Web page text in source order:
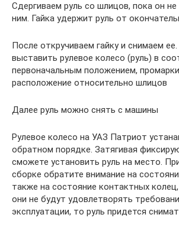
Сдергиваем руль со шлицов, пока он
ним. Гайка удержит руль от
После откручиваем гайку и снимаем
выставить рулевое колесо (руль) в
первоначальным положением,
расположение относительно шлицов
Далее руль можно снять с машины
Рулевое колесо на УАЗ Патриот
обратном порядке. Затягивая
сможете установить руль на место.
сборке обратите внимание на
также на состояние контактных
они не будут удовлетворять
эксплуатации, то руль придется